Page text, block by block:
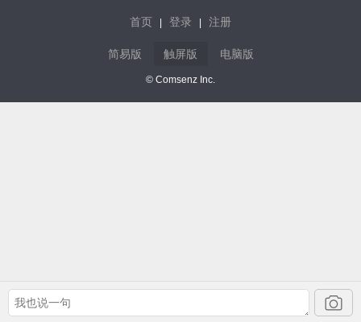
首页 登录 注册
简易版 触屏版 电脑版
© Comsenz Inc.